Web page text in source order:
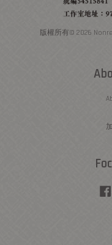
版權所有© 2026